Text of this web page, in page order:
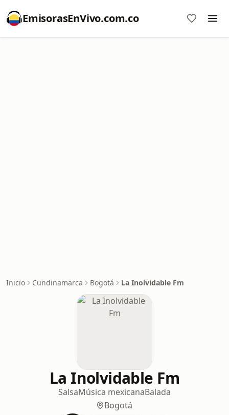
EmisorasEnVivo.com.co
Inicio Cundinamarca Bogotá La Inolvidable Fm
La Inolvidable Fm
SalsaMúsica mexicanaBalada
Bogotá